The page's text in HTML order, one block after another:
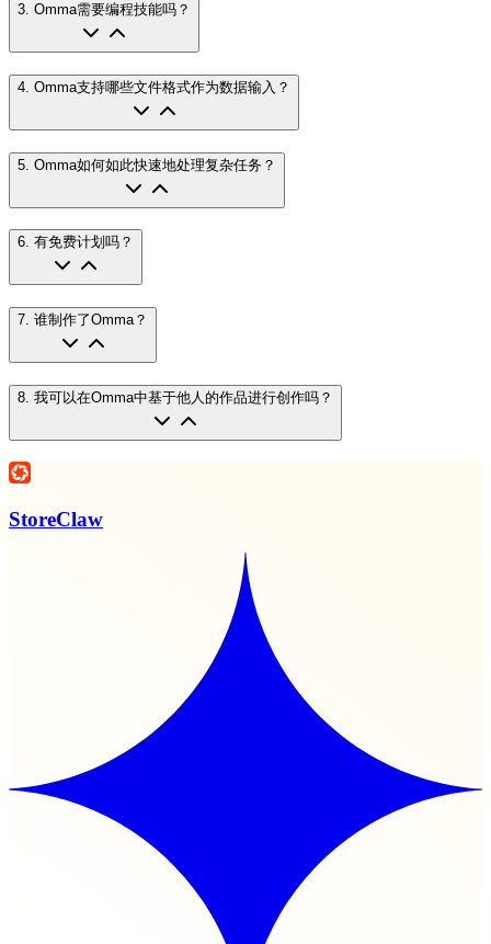
3. Omma需要编程技能吗？
4 Omma支持哪些文件格式作为数据输入？
5 Omma如何如此快速地处理复杂任务？
6. 有免费计划吗？
7. 谁制作了Omma？
8 我可以在Omma中基于他人的作品进行创作吗？
StoreClaw